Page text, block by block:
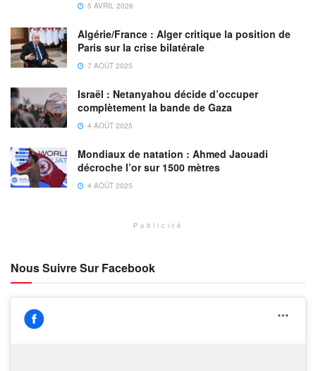
5 AVRIL 2026
Algérie/France : Alger critique la position de
Paris sur la crise bilatérale
7 AOÛT 2025
Israël : Netanyahou décide d’occuper
complètement la bande de Gaza
4 AOÛT 2025
Mondiaux de natation : Ahmed Jaouadi
décroche l’or sur 1500 mètres
4 AOÛT 2025
Publicité
Nous Suivre Sur Facebook